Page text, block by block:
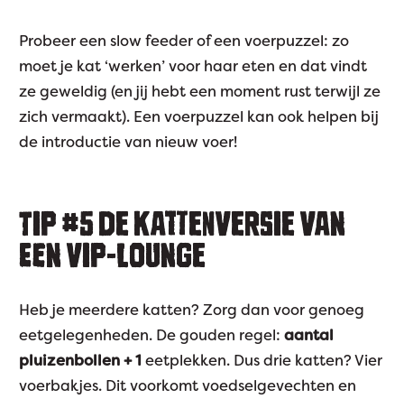
Probeer een slow feeder of een voerpuzzel: zo
moet je kat ‘werken’ voor haar eten en dat vindt
ze geweldig (en jij hebt een moment rust terwijl ze
zich vermaakt). Een voerpuzzel kan ook helpen bij
de introductie van nieuw voer!
TIP #5DE KATTENVERSIE VAN
EEN VIP-LOUNGE
Heb je meerdere katten? Zorg dan voor genoeg
eetgelegenheden. De gouden regel: aantal
pluizenbollen + 1eetplekken. Dus drie katten? Vier
voerbakjes. Dit voorkomt voedselgevechten en